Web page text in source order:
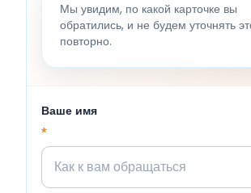
Мы увидим, по какой карточке вы
обратились, и не будем уточнять
повторно.
Ваше имя
*